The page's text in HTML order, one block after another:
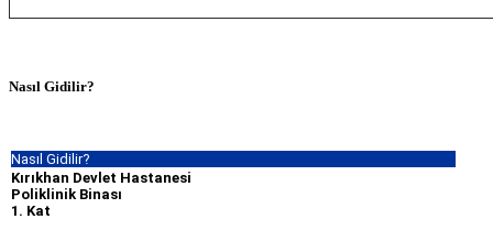
Nasıl Gidilir?
Nasıl Gidilir?
Kırıkhan Devlet Hastanesi
Poliklinik Binası
1. Kat